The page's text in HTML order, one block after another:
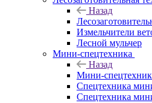
Назад
Измельчители
Лесной мульчер
Мини-спецтехника
Назад
Мини-
Спецтехника
Спецтехника